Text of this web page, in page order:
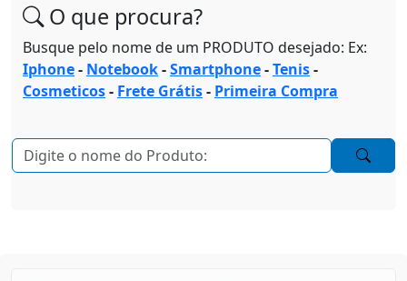
O que procura?
Busque pelo nome de um PRODUTO desejado: Ex:
Iphone- Notebook-Smartphone-Tenis-
Cosmeticos- Frete Grátis- Primeira Compra